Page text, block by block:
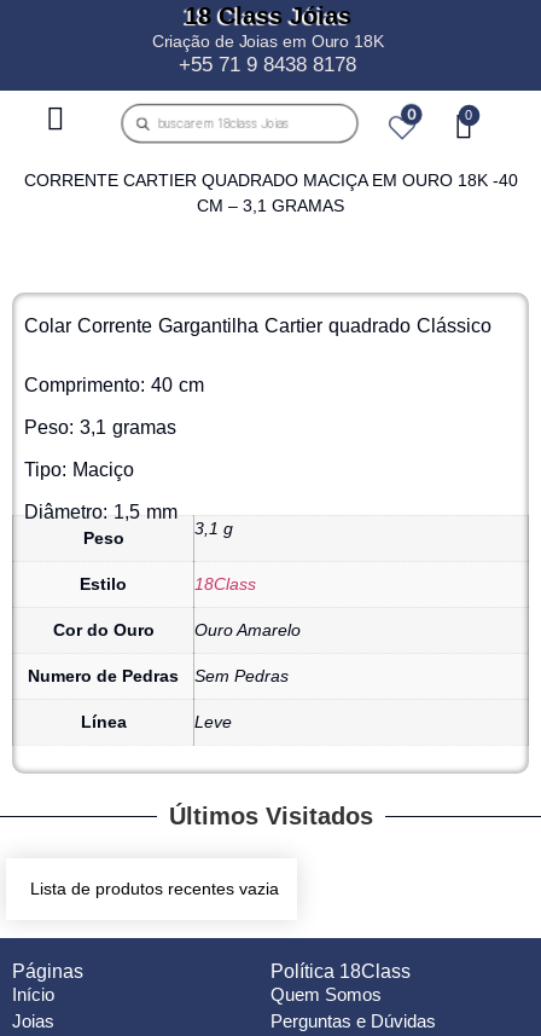
18 Class Jóias
Criação de Joias em Ouro 18K
+55 71 9 8438 8178
0
CORRENTE CARTIER QUADRADO MACIÇA EM OURO 18K -40
CM – 3,1 GRAMAS
Colar Corrente Gargantilha Cartier quadrado Clássico
Comprimento: 40 cm
Peso: 3,1 gramas
Tipo: Maciço
Diâmetro: 1,5 mm
Peso 3,1 g
Estilo 18Class
Cor do Ouro Ouro Amarelo
Numero de Pedras Sem Pedras
Línea Leve
Últimos Visitados
Lista de produtos recentes vazia
Páginas
Início
Joias
Política 18Class
Quem Somos
Perguntas e Dúvidas